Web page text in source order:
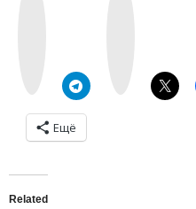
Ещё
Related